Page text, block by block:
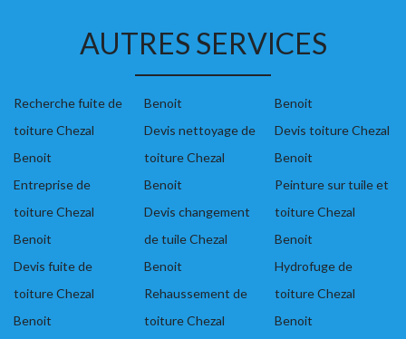
AUTRES SERVICES
Recherche fuite de
toiture Chezal
Benoit
Entreprise de
toiture Chezal
Benoit
Devis fuite de
toiture Chezal
Benoit
Benoit
Devis nettoyage de
toiture Chezal
Benoit
Devis changement
de tuile Chezal
Benoit
Rehaussement de
toiture Chezal
Benoit
Devis toiture Chezal
Benoit
Peinture sur tuile et
toiture Chezal
Benoit
Hydrofuge de
toiture Chezal
Benoit